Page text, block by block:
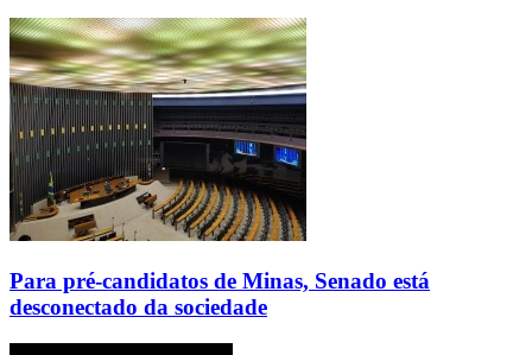
Para pré-candidatos de Minas, Senado está
desconectado da sociedade